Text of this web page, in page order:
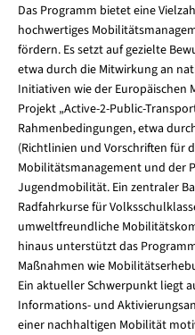
Das Programm bietet eine
hochwertiges
fördern. Es setzt auf gezielte
etwa durch die Mitwirkung an
Initiativen wie der
Projekt „Active-2-Public-
Rahmenbedingungen, etwa
(Richtlinien und Vorschriften für
Mobilitätsmanagement und der
Jugendmobilität. Ein zentraler
Radfahrkurse für
umweltfreundliche
hinaus unterstützt das
Maßnahmen wie
Ein aktueller Schwerpunkt liegt
Informations- und
einer nachhaltigen Mobilität